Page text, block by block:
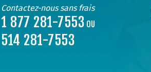
Contactez-nous sans frais
1 877 281-7553 OU
514 281-7553